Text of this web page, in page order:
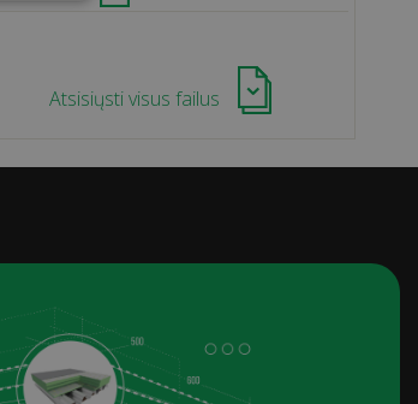
Atsisiųsti visus failus